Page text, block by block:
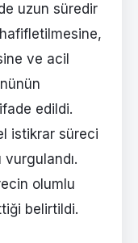
uzun süredir
ve acil
edildi.
istikrar süreci
olumlu
belirtildi.